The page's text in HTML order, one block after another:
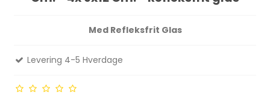
Med Refleksfrit Glas
Levering 4-5 Hverdage